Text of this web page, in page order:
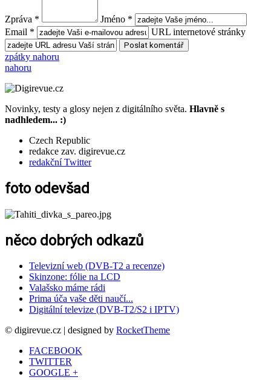
Zpráva *
Jméno *
Email *
URL internetové stránky
zpátky nahoru
nahoru
Novinky, testy a glosy nejen z digitálního světa. Hlavně s
nadhledem... :)
Czech Republic
redakce zav. digirevue.cz
redakční Twitter
foto odevšad
něco dobrých odkazů
Televizní web (DVB-T2 a recenze)
Skinzone: fólie na LCD
Valašsko máme rádi
Prima úča vaše děti naučí...
Digitální televize (DVB-T2/S2 i IPTV)
© digirevue.cz | designed by RocketTheme
FACEBOOK
TWITTER
GOOGLE +